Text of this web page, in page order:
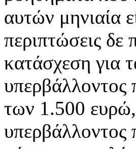
αυτών μηνιαία
περιπτώσεις δε
κατάσχεση για
των 1.500